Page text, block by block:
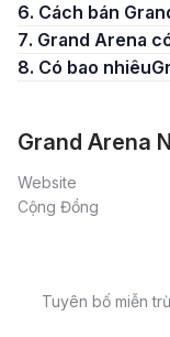
6. Cách bán
7. Grand Arena
8. Có bao
Grand Arena
Website
Cộng Đồng
Tuyên bố miễn